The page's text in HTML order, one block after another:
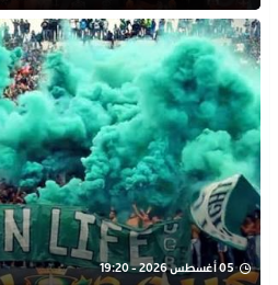
05 أغسطس 2026 - 19:20